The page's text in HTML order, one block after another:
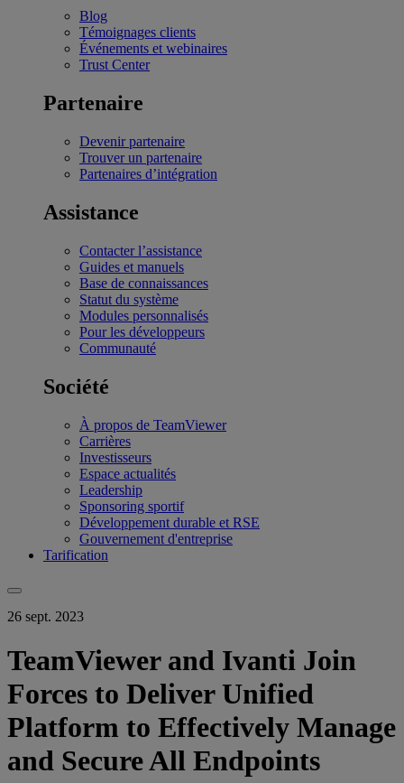
Blog
Témoignages clients
Événements et webinaires
Trust Center
Partenaire
Devenir partenaire
Trouver un partenaire
Partenaires d’intégration
Assistance
Contacter l’assistance
Guides et manuels
Base de connaissances
Statut du système
Modules personnalisés
Pour les développeurs
Communauté
Société
À propos de TeamViewer
Carrières
Investisseurs
Espace actualités
Leadership
Sponsoring sportif
Développement durable et RSE
Gouvernement d'entreprise
Tarification
26 sept. 2023
TeamViewer and Ivanti Join
Forces to Deliver Unified
Platform to Effectively Manage
and Secure All Endpoints